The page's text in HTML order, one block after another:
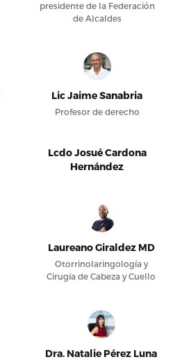
presidente de la Federación
de Alcaldes
Lic Jaime Sanabria
Profesor de derecho
Lcdo Josué Cardona
Hernández
Laureano Giraldez MD
Otorrinolaringología y
Cirugía de Cabeza y Cuello
Dra. Natalie Pérez Luna